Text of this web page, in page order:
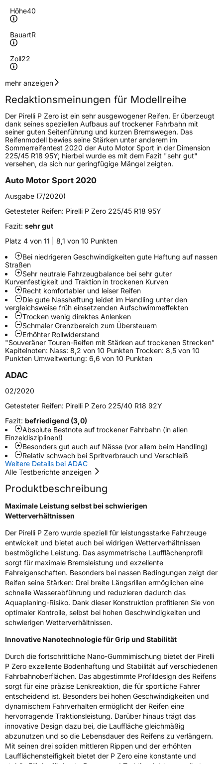
Höhe40
BauartR
Zoll22
Geschwindigkeitsindex
Höchstgeschwindigkeit
300 km/h
Lastindex106
Höchstlast950 kg
Gewicht (in kg)16,76 kg
Generelle Merkmale
FahrzeugtypSUV
VerwendungSommerreifen
ModellnameP Zero
Fahrzeugart PKW & SUV
Weitere Eigenschaften
SchlauchtypTL
ZustandNeureifen
Empfohlen für MercedesMO
EU Label
NasshaftungA
Rollgeräusch (Klasse)A
Rollgeräusch (dB)71
Fahrzeugklasse C1
3PMSF / Schneeflockensymbol / Alpine-Symbol
EisgripNein
EPREL ID595415
Allgemeine Produktsicherheit (GPSR)
HerstellerkontaktPIRELLI TYRE SPA, Viale Piero e Alberto
Pirelli 25 20126 Milano Italien,
www.pirelli.com,
consumer.support@pirelli.com
mehr anzeigen
Redaktionsmeinungen für Modellreihe
Der Pirelli P Zero ist ein sehr ausgewogener Reifen. Er überzeugt
dank seines speziellen Aufbaus auf trockener Fahrbahn mit
seiner guten Seitenführung und kurzen Bremswegen. Das
Reifenmodell bewies seine Stärken unter anderem im
Sommerreifentest 2020 der Auto Motor Sport in der Dimension
225/45 R18 95Y; hierbei wurde es mit dem Fazit "sehr gut"
versehen, da sich nur geringfügige Mängel zeigten.
Auto Motor Sport 2020
Ausgabe (7/2020)
Getesteter Reifen: Pirelli P Zero 225/45 R18 95Y
Fazit: sehr gut
Platz 4 von 11 | 8,1 von 10 Punkten
Bei niedrigeren Geschwindigkeiten gute Haftung auf nassen
Straßen
Sehr neutrale Fahrzeugbalance bei sehr guter
Kurvenfestigkeit und Traktion in trockenen Kurven
Recht komfortabler und leiser Reifen
Die gute Nasshaftung leidet im Handling unter den
vergleichsweise früh einsetzenden Aufschwimmeffekten
Trocken wenig direktes Anlenken
Schmaler Grenzbereich zum Übersteuern
Erhöhter Rollwiderstand
"Souveräner Touren-Reifen mit Stärken auf trockenen Strecken"
Kapitelnoten: Nass: 8,2 von 10 Punkten Trocken: 8,5 von 10
Punkten Umweltwertung: 6,6 von 10 Punkten
ADAC
02/2020
Getesteter Reifen: Pirelli P Zero 225/40 R18 92Y
Fazit: befriedigend (3,0)
Absolute Bestnote auf trockener Fahrbahn (in allen
Einzeldisziplinen!)
Besonders gut auch auf Nässe (vor allem beim Handling)
Relativ schwach bei Spritverbrauch und Verschleiß
Weitere Details bei ADAC
Alle Testberichte anzeigen
Produktbeschreibung
Maximale Leistung selbst bei schwierigen
Wetterverhältnissen
Der Pirelli P Zero wurde speziell für leistungsstarke Fahrzeuge
entwickelt und bietet auch bei widrigen Wetterverhältnissen
bestmögliche Leistung. Das asymmetrische Laufflächenprofil
sorgt für maximale Bremsleistung und exzellente
Fahreigenschaften. Besonders bei nassen Bedingungen zeigt der
Reifen seine Stärken: Drei breite Längsrillen ermöglichen eine
schnelle Wasserabführung und reduzieren dadurch das
Aquaplaning-Risiko. Dank dieser Konstruktion profitieren Sie von
optimaler Kontrolle, selbst bei hohen Geschwindigkeiten und
schwierigen Wetterverhältnissen.
Innovative Nanotechnologie für Grip und Stabilität
Durch die fortschrittliche Nano-Gummimischung bietet der Pirelli
P Zero exzellente Bodenhaftung und Stabilität auf verschiedenen
Fahrbahnoberflächen. Das abgestimmte Profildesign des Reifens
sorgt für eine präzise Lenkreaktion, die für sportliche Fahrer
entscheidend ist. Besonders bei hohen Geschwindigkeiten und
dynamischem Fahrverhalten ermöglicht der Reifen eine
hervorragende Traktionsleistung. Darüber hinaus trägt das
innovative Design dazu bei, die Lauffläche gleichmäßig
abzunutzen und so die Lebensdauer des Reifens zu verlängern.
Mit seinen drei soliden mittleren Rippen und der erhöhten
Laufflächensteifigkeit bietet der P Zero eine konstante und